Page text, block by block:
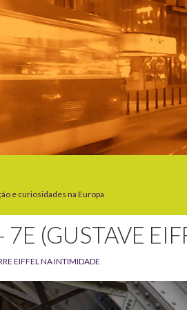
e curiosidades na Europa
7E (GUSTAVE
EIFFEL NA INTIMIDADE